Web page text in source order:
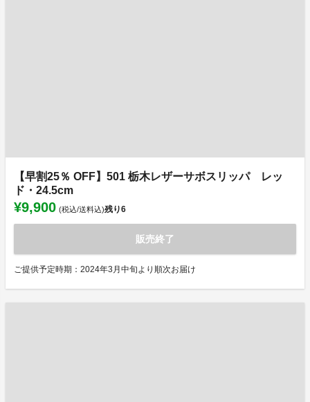
【早割25％ OFF】501 栃木レザーサボスリッパ レッ
ド・24.5cm
¥9,900 (税込/送料込)残り6
販売終了
ご提供予定時期：2024年3月中旬より順次お届け